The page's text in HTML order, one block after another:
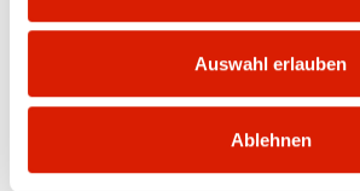
Auswahl erlauben
Ablehnen
Anleitung Labelanmeldung
Anleitung Labelprüfung BWB